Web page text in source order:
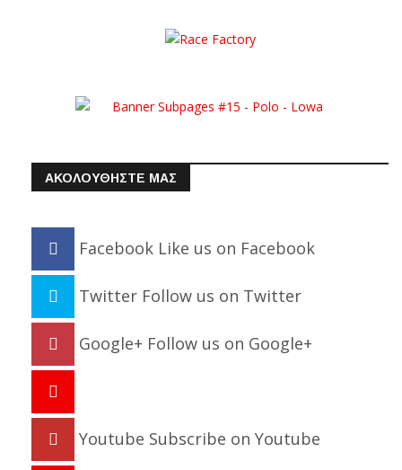
ΑΚΟΛΟΥΘΗΣΤΕ ΜΑΣ
Facebook Like us on Facebook
Twitter Follow us on Twitter
Google+ Follow us on Google+
Youtube Subscribe on Youtube